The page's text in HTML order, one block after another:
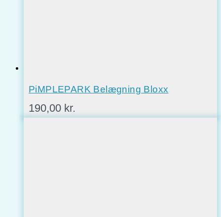
PiMPLEPARK Belægning Bloxx
190,00 kr.